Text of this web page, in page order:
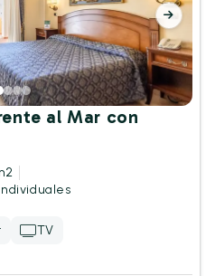
al Mar con
TV